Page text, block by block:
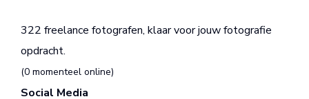
322 freelance fotografen, klaar voor jouw fotografie
opdracht.
(0 momenteel online)
Social Media